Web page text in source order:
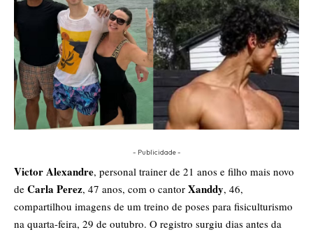
- Publicidade -
Victor Alexandre, personal trainer de 21 anos e filho mais novo
de Carla Perez, 47 anos, com o cantor Xanddy, 46,
compartilhou imagens de um treino de poses para fisiculturismo
na quarta-feira, 29 de outubro. O registro surgiu dias antes da